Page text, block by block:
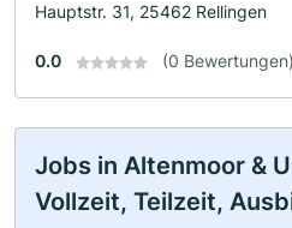
Hauptstr. 31, 25462 Rellingen
0.0 (0 Bewertungen)
Jobs in Altenmoor &
Vollzeit, Teilzeit,